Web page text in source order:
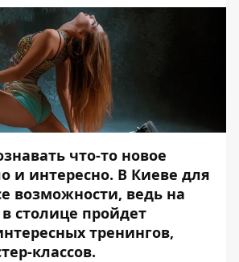
что-то новое
и интересно. В Киеве для
возможности, ведь на
столице пройдет
тренингов,
классов.